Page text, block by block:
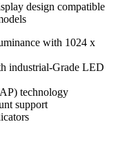
design compatible
with 1024 x
industrial-Grade LED
technology
support